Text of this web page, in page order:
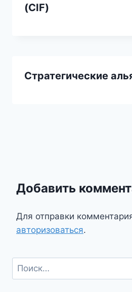
(CIF)
Стратегические
Добавить
Для отправки
авторизоваться.
Найти: